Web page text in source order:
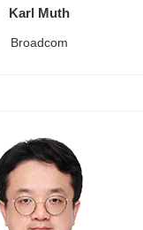
Karl Muth
Broadcom